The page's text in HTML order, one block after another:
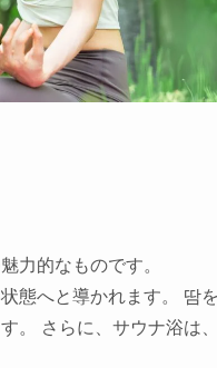
力的なものです。
態へと導かれます。 땀
。 さらに、サウナ浴は